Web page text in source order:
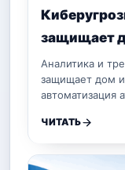
защищает
Аналитика и
защищает дом и
автоматизация
ЧИТАТЬ